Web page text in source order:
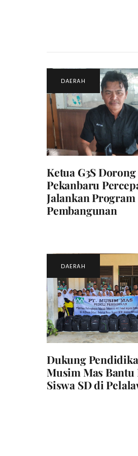
DAERAH
Ketua G3S
Pekanbaru
Jalankan Program
Pembangunan
DAERAH
Dukung
Musim Mas Bantu
Siswa SD di